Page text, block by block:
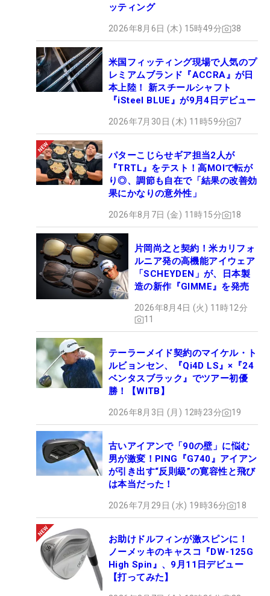
ッティング
2026年8月6日 (木) 15時49分 38
米国フィッティング現場で人気のプ
レミアムブランド『ACCRA』が日
本上陸！ 新スチールシャフト
『iSteel BLUE』が9月4日デビュー
2026年7月30日 (木) 11時59分 7
パターこじらせギア担当2人が
『TRTL』をテスト！高MOIで転が
り◎、調節も自在で「結果の改善効
果にかなりの意外性」
2026年8月7日 (金) 11時15分 18
片岡尚之と契約！米カリフォ
ルニア発の高機能アイウェア
「SCHEYDEN」が、日本製
造の新作『GIMME』を発売
2026年8月4日 (火) 11時12分
11
テーラーメイド契約のマイケル・ト
ルビョンセン、『Qi4D LS』×『24
ベンタスブラック』でツアー初優
勝！【WITB】
2026年8月3日 (月) 12時23分 19
古いアイアンで「90の壁」に悩む
男が激変！PING『G740』アイアン
が引き出す“反則級”の寛容性と飛び
は本当だった！
2026年7月29日 (水) 19時36分 18
お助けドルフィンが激スピンに！
ノーメッキのキャスコ『DW-125G
High Spin』、9月11日デビュー
【打ってみた】